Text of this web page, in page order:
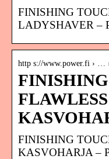
FINISHING
LADYSHAVER –
http s://www.power.fi › …
FINISHING
KASVOHARJA –